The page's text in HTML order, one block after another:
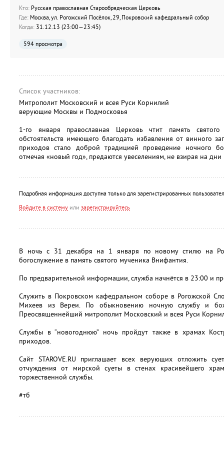
Кто: Русская православная Старообрядческая Церковь
Где: Москва, ул. Рогожский Посёлок, 29, Покровский кафедральный собор
Когда: 31.12.13 (23:00—23:45)
594 просмотра
Список участников:
Митрополит Московский и всея Руси Корнилий
верующие Москвы и Подмосковья
1-го января православная Церковь чтит память
обстоятельств имеющего благодать избавления от винного
приходов стало доброй традицией проведение ночного
отмечая «новый год», предаются увеселениям, не взирая на дни
Подробная информация доступна только для зарегистрированных
Войдите в систему или зарегистрируйтесь
В ночь с 31 декабря на 1 января по новому стилю на
богослужение в память святого мученика Внифантия.
По предварительной информации, служба начнётся в 23:00 и
Служить в Покровском кафедральном соборе в Рогожской
Михеев из Вереи. По обыкновению ночную службу и
Преосвященнейший митрополит Московский и всея Руси
Службы в “новогоднюю” ночь пройдут также в храмах
приходов.
Сайт STAROVE.RU приглашает всех верующих отложить
отчуждения от мирской суеты в стенах красивейшего
торжественной службы.
#тб